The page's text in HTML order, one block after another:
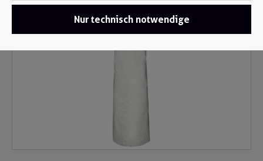
Bildergalerie überspringenNur technisch notwendige